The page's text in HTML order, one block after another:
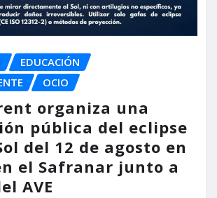
EDUCACIÓN
OCIO
organiza una
pública del eclipse
del 12 de agosto en
el Safranar junto a
AVE